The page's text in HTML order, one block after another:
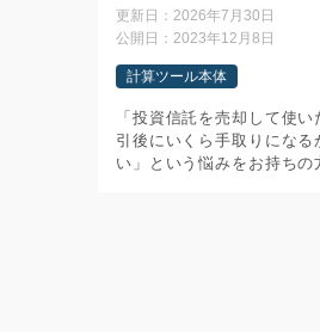
更新日： 2026年7月30日
公開日： 2023年12月8日
計算ツール本体
「投資信託を売却して使
引後にいくら手取りになる
い」という悩みをお持ちの